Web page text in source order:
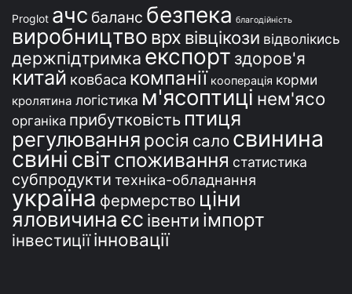
Proglot ачс баланс безпека благодійність
виробництво врх вівцікози відволікись
держпідтримка експорт здоров'я
китай ковбаса компанії кооперація корми
кролятина логістика м'ясоптиці нем'ясо
органіка прибутковість птиця
регулювання росія сало свинина
свині світспоживання статистика
субпродукти техніка-обладнання
україна фермерство ціни
яловичинаєс івенти імпорт
інвестиції інновації